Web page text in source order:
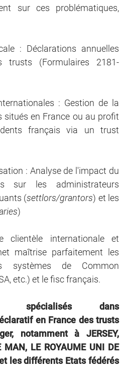
sur ces problématiques,
: Déclarations annuelles
trusts (Formulaires 2181-
: Gestion de la
situés en France ou au profit
français via un trust
: Analyse de l'impact du
sur les administrateurs
(settlors/grantors) et les
)
clientèle internationale et
maîtrise parfaitement les
systèmes de Common
etc.) et le fisc français.
spécialisés dans
en France des trusts
notamment à JERSEY,
MAN, LE ROYAUME UNI DE
et les différents Etats fédérés